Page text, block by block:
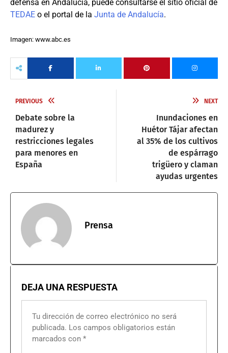
defensa en Andalucía, puede consultarse el sitio oficial de
TEDAE o el portal de la Junta de Andalucía.
Imagen: www.abc.es
PREVIOUS
Debate sobre la
madurez y
restricciones legales
para menores en
España
NEXT
Inundaciones en
Huétor Tájar afectan
al 35% de los cultivos
de espárrago
trigüero y claman
ayudas urgentes
Prensa
DEJA UNA RESPUESTA
Tu dirección de correo electrónico no será
publicada. Los campos obligatorios están
marcados con *